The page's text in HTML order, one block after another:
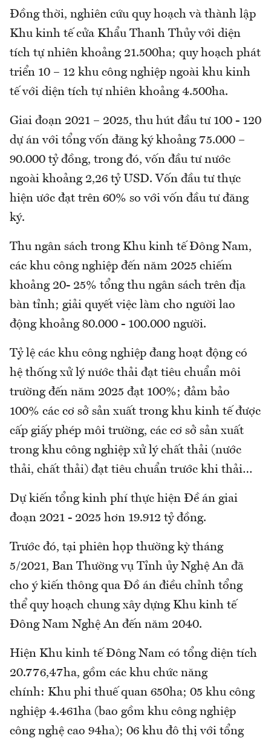
Đồng thời, nghiên cứu quy hoạch và thành lập
Khu kinh tế cửa Khẩu Thanh Thủy với diện
tích tự nhiên khoảng 21.500ha; quy hoạch phát
triển 10 – 12 khu công nghiệp ngoài khu kinh
tế với diện tích tự nhiên khoảng 4.500ha.
Giai đoạn 2021 – 2025, thu hút đầu tư 100 - 120
dự án với tổng vốn đăng ký khoảng 75.000 –
90.000 tỷ đồng, trong đó, vốn đầu tư nước
ngoài khoảng 2,26 tỷ USD. Vốn đầu tư thực
hiện ước đạt trên 60% so với vốn đầu tư đăng
ký.
Thu ngân sách trong Khu kinh tế Đông Nam,
các khu công nghiệp đến năm 2025 chiếm
khoảng 20- 25% tổng thu ngân sách trên địa
bàn tỉnh; giải quyết việc làm cho người lao
động khoảng 80.000 - 100.000 người.
Tỷ lệ các khu công nghiệp đang hoạt động có
hệ thống xử lý nước thải đạt tiêu chuẩn môi
trường đến năm 2025 đạt 100%; đảm bảo
100% các cơ sở sản xuất trong khu kinh tế được
cấp giấy phép môi trường, các cơ sở sản xuất
trong khu công nghiệp xử lý chất thải (nước
thải, chất thải) đạt tiêu chuẩn trước khi thải…
Dự kiến tổng kinh phí thực hiện Đề án giai
đoạn 2021 - 2025 hơn 19.912 tỷ đồng.
Trước đó, tại phiên họp thường kỳ tháng
5/2021, Ban Thường vụ Tỉnh ủy Nghệ An đã
cho ý kiến thông qua Đồ án điều chỉnh tổng
thể quy hoạch chung xây dựng Khu kinh tế
Đông Nam Nghệ An đến năm 2040.
Hiện Khu kinh tế Đông Nam có tổng diện tích
20.776,47ha, gồm các khu chức năng
chính: Khu phi thuế quan 650ha; 05 khu công
nghiệp 4.461ha (bao gồm khu công nghiệp
công nghệ cao 94ha); 06 khu đô thị với tổng